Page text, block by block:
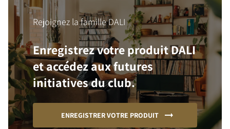
Rejoignez la famille DALI
Enregistrez votre produit DALI
et accédez aux futures
initiatives du club.
ENREGISTRER VOTRE PRODUIT